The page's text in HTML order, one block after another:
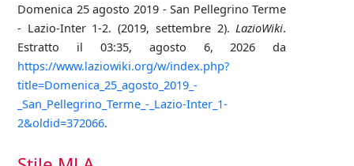
Domenica 25 agosto 2019 - San Pellegrino Terme
- Lazio-Inter 1-2. (2019, settembre 2).LazioWiki.
Estratto il 03:35, agosto 6, 2026 da
https://www.laziowiki.org/w/index.php?
title=Domenica_25_agosto_2019_-
_San_Pellegrino_Terme_-_Lazio-Inter_1-
2&oldid=372066.